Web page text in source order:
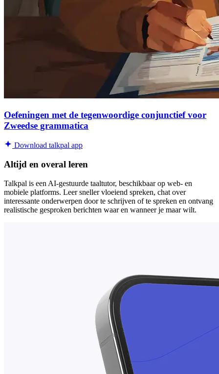
Oefeningen met de tegenwoordige conjunctief voor
Zweedse grammatica
Download talkpal app
Altijd en overal leren
Talkpal is een AI-gestuurde taaltutor, beschikbaar op web- en
mobiele platforms. Leer sneller vloeiend spreken, chat over
interessante onderwerpen door te schrijven of te spreken en ontvang
realistische gesproken berichten waar en wanneer je maar wilt.